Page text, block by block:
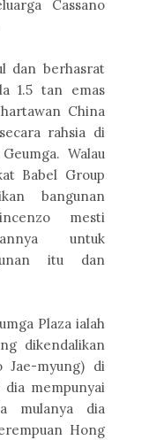
Cassano
dan berhasrat
1.5 tan emas
China
rahsia di
Walau
Babel Group
bangunan
mesti
untuk
itu dan
Plaza ialah
dikendalikan
Jae-myung) di
mempunyai
mulanya dia
Hong